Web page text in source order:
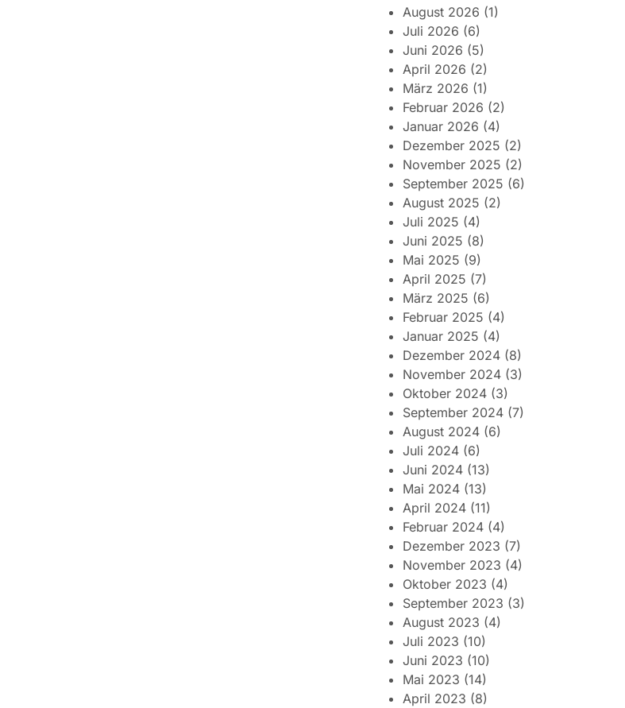
August 2026 (1)
Juli 2026 (6)
Juni 2026 (5)
April 2026 (2)
März 2026 (1)
Februar 2026 (2)
Januar 2026 (4)
Dezember 2025 (2)
November 2025 (2)
September 2025 (6)
August 2025 (2)
Juli 2025 (4)
Juni 2025 (8)
Mai 2025 (9)
April 2025 (7)
März 2025 (6)
Februar 2025 (4)
Januar 2025 (4)
Dezember 2024 (8)
November 2024 (3)
Oktober 2024 (3)
September 2024 (7)
August 2024 (6)
Juli 2024 (6)
Juni 2024 (13)
Mai 2024 (13)
April 2024 (11)
Februar 2024 (4)
Dezember 2023 (7)
November 2023 (4)
Oktober 2023 (4)
September 2023 (3)
August 2023 (4)
Juli 2023 (10)
Juni 2023 (10)
Mai 2023 (14)
April 2023 (8)